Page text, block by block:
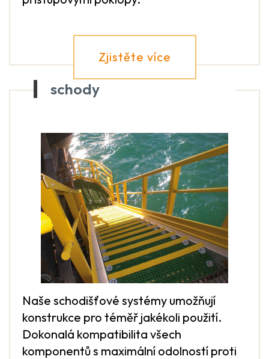
Zjistěte více
schody
Naše schodišťové systémy umožňují
konstrukce pro téměř jakékoli použití.
Dokonalá kompatibilita všech
komponentů s maximální odolností proti